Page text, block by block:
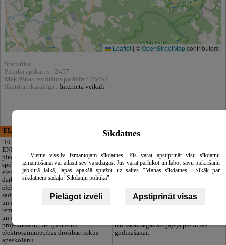
Leaflet | ©OpenStreetMapcontributors
Statistika:
Pilnībā apskatīts : 2457
Meklēšnas rezultātos parādīts : 25853
Skatīt arī katalogā : Interneta veikali
ELECTRIC ENERGY
"ELECTRIC
ENERGY Kandava"
piedāvā pilna
spektra
elektromontāžas
darbus,
elektroinstalācijas,
sadzīves tehnikas
un elektronikas
remontu, vājstrāvas
un drošības sistēmu izbūvi, kā arī
projektēšanu, mērījumus un
elektrosaimniecības drošības riskus
apsekošanu.
CĒSU APBEDĪŠANAS
PAKALPOJUMI, SIA
bez liekām raizēm.
Mēs parūpēsimies
par visu — no
dokumentu
noformēšanas līdz transportam un
tautiskās segas aizgājēja piemiņas
godināšanai.
Sīkdatnes
Vietne viss.lv izmantojam sīkdatnes. Jūs varat apstiprināt visu sīkdatņu
izmantošanai vai atlasīt sev vajadzīgās. Jūs varat pārlūkot un labot savu piekrišanu
jebkurā laikā, lapas apakšā spiežot uz saites "Manas sīkdatnes". Sīkāk par
sīkdatnēm sadaļā "Sīkdatņu politika"
Pielāgot izvēli Apstiprināt visas